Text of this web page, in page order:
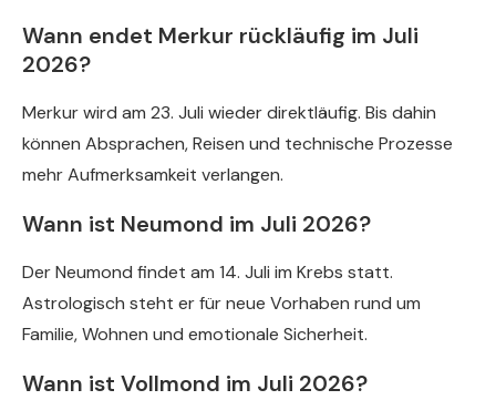
Wann endet Merkur rückläufig im Juli
2026?
Merkur wird am 23. Juli wieder direktläufig. Bis dahin
können Absprachen, Reisen und technische Prozesse
mehr Aufmerksamkeit verlangen.
Wann ist Neumond im Juli 2026?
Der Neumond findet am 14. Juli im Krebs statt.
Astrologisch steht er für neue Vorhaben rund um
Familie, Wohnen und emotionale Sicherheit.
Wann ist Vollmond im Juli 2026?